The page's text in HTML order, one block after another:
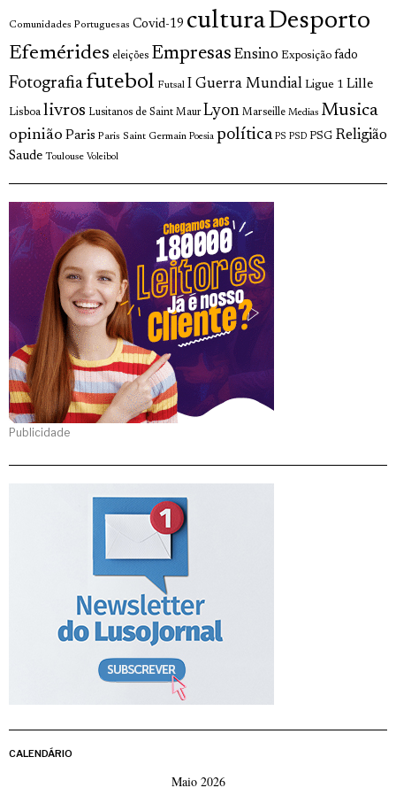
Comunidades Portuguesas Covid-19 culturaDesporto
Efemérides eleições Empresas Ensino Exposição fado
Fotografia futebol Futsal I Guerra Mundial Ligue 1 Lille
Lisboa livros Lusitanos de Saint Maur Lyon Marseille Medias Musica
opinião Paris Paris Saint Germain Poesia política PS PSD PSG Religião
Saude Toulouse Voleibol
Publicidade
CALENDÁRIO
Maio 2026